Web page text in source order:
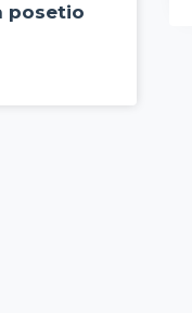
posetio